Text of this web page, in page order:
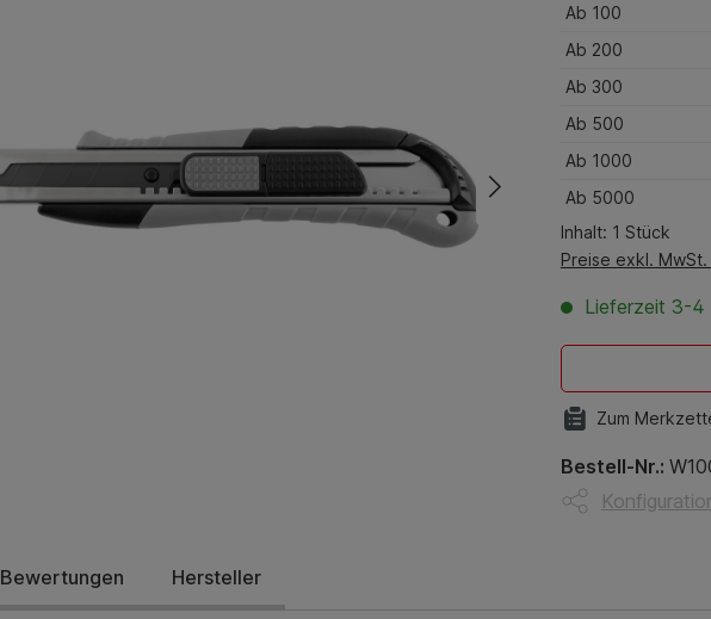
Ab 100
Ab 200
Ab 300
Ab 500
Ab 1000
Ab 5000
Inhalt: 1 Stück
Preise exkl.
Lieferzeit 3-4
Zum
Bestell-Nr.:
Bewertungen Hersteller